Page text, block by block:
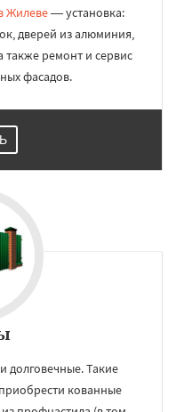
Жилеве— установка:
дверей из алюминия,
также ремонт и сервис
фасадов.
долговечные. Такие
кованные